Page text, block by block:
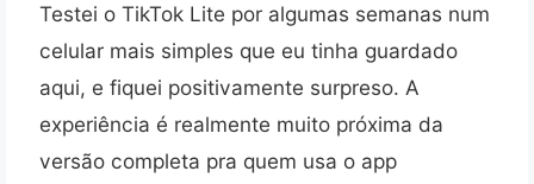
Testei o TikTok Lite por algumas semanas num
celular mais simples que eu tinha guardado
aqui, e fiquei positivamente surpreso. A
experiência é realmente muito próxima da
versão completa pra quem usa o app